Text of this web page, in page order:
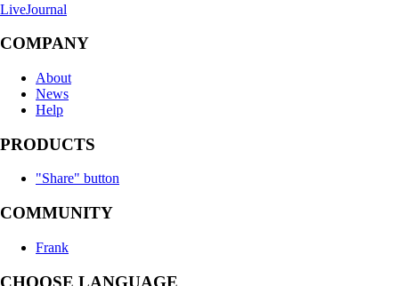
LiveJournal
COMPANY
About
News
Help
PRODUCTS
"Share" button
COMMUNITY
Frank
CHOOSE LANGUAGE